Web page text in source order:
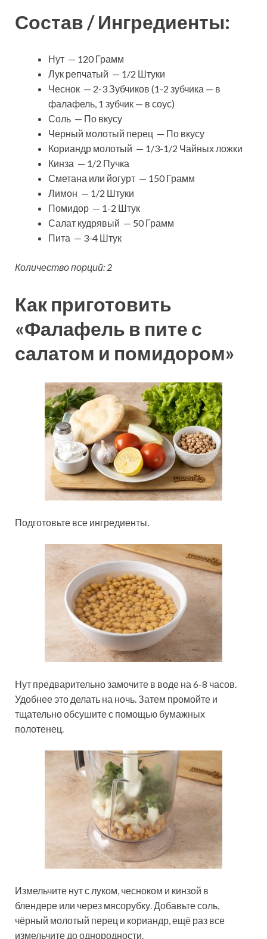
Состав / Ингредиенты:
Нут — 120 Грамм
Лук репчатый — 1/2 Штуки
Чеснок — 2-3 Зубчиков (1-2 зубчика — в
фалафель, 1 зубчик — в соус)
Соль — По вкусу
Черный молотый перец — По вкусу
Кориандр молотый — 1/3-1/2 Чайных ложки
Кинза — 1/2 Пучка
Сметана или йогурт — 150 Грамм
Лимон — 1/2 Штуки
Помидор — 1-2 Штук
Салат кудрявый — 50 Грамм
Пита — 3-4 Штук
Количество порций: 2
Как приготовить
«Фалафель в пите с
салатом и помидором»
Подготовьте все ингредиенты.
Нут предварительно замочите в воде на 6-8 часов.
Удобнее это делать на ночь. Затем промойте и
тщательно обсушите с помощью бумажных
полотенец.
Измельчите нут с луком, чесноком и кинзой в
блендере или через мясорубку. Добавьте соль,
чёрный молотый перец и кориандр, ещё раз все
измельчите до однородности.